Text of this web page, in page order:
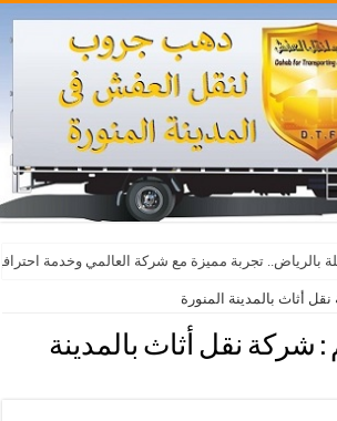
بالرياض.. تجربة مميزة مع شركة العالمي وخدمة
اليوم بث مباشر بدون تقطيع
أثاث بالمدينة المنورة
: شركة نقل أثاث بالمدينة